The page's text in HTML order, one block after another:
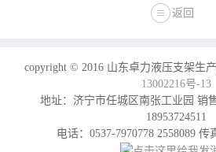
返回
copyright © 2016 山东卓力液压支架生
13002216号-13
地址：济宁市任城区南张工业园 销
18953724511
电话：0537-7970778 2558089 传